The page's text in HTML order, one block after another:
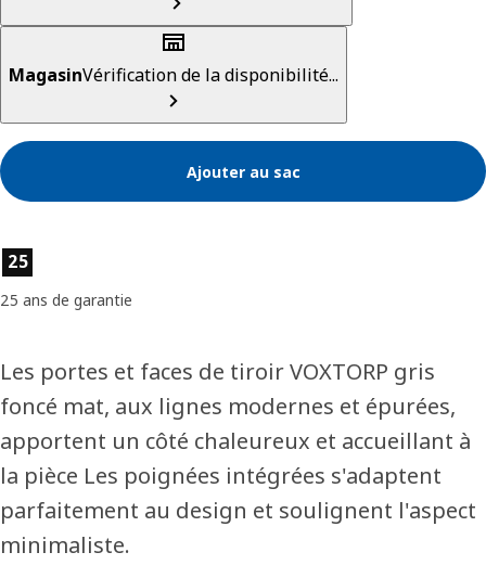
MagasinVérification de la disponibilité...
Ajouter au sac
Caractéristiques du produit
25
25 ans de garantie
Les portes et faces de tiroir VOXTORP gris
foncé mat, aux lignes modernes et épurées,
apportent un côté chaleureux et accueillant à
la pièce Les poignées intégrées s'adaptent
parfaitement au design et soulignent l'aspect
minimaliste.